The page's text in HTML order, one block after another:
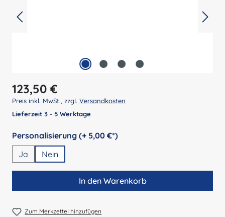
Regulärer Preis:
123,50 €
Preis inkl. MwSt., zzgl. Versandkosten
Lieferzeit 3 - 5 Werktage
Personalisierung (+ 5,00 €*)auswählen
Ja
Nein
In den Warenkorb
Zum Merkzettel hinzufügen